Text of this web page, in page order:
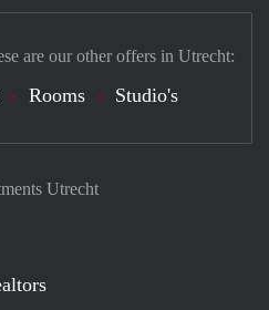
Utrecht
are our other offers in Utrecht:
Rooms Studio's